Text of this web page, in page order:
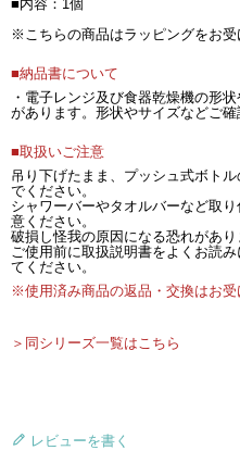
■内容：1個
※こちらの商品はラッピングをお受
■納品書について
・電子レンジ及び食器乾燥機の形
があります。形状やサイズなどご確
■取扱いご注意
吊り下げたまま、プッシュ式ボト
でください。
シャワーバーやタオルバーなど取
意ください。
破損し怪我の原因になる恐れがあり
ご使用前に取扱説明書をよくお読
てください。
※使用済み商品の返品・交換はお受
＞同シリーズ一覧はこちら
レビューを書く